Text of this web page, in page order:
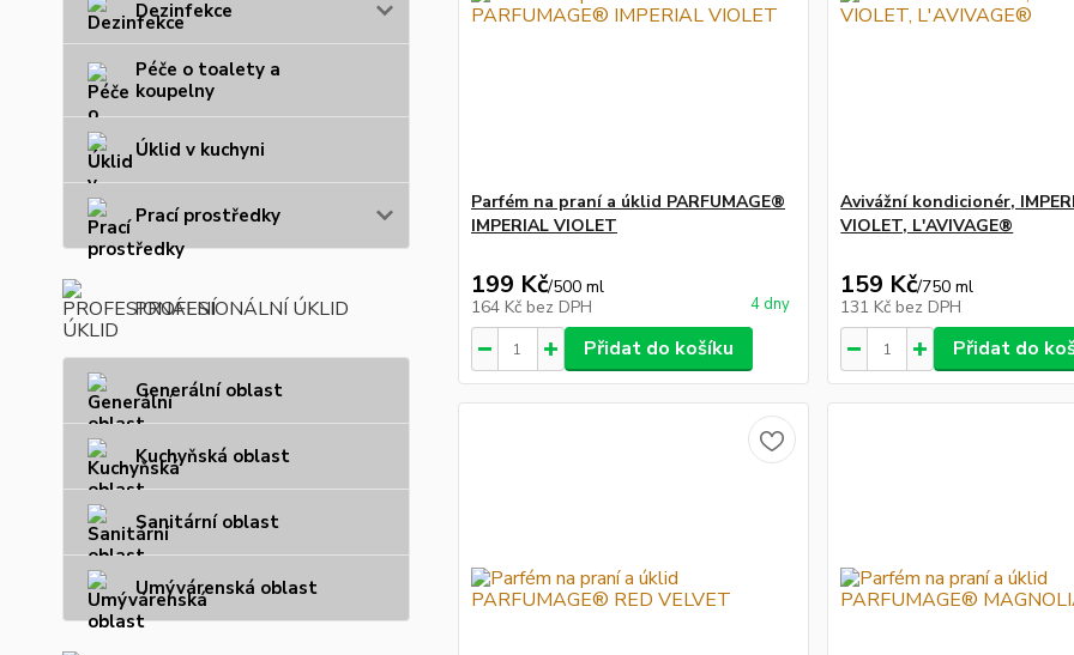
Dezinfekce
Péče o toalety a
koupelny
Úklid v kuchyni
Prací prostředky
PROFESIONÁLNÍ ÚKLID
Generální oblast
Kuchyňská oblast
Sanitární oblast
Umývárenská oblast
Parfém na praní a úklid PARFUMAGE®
IMPERIAL VIOLET
199 Kč/500 ml
164 Kč bez DPH 4 dny
Přidat do košíku
Avivážní kondicionér,
VIOLET, L'AVIVAGE®
159 Kč/750 ml
131 Kč bez DPH
Přidat do